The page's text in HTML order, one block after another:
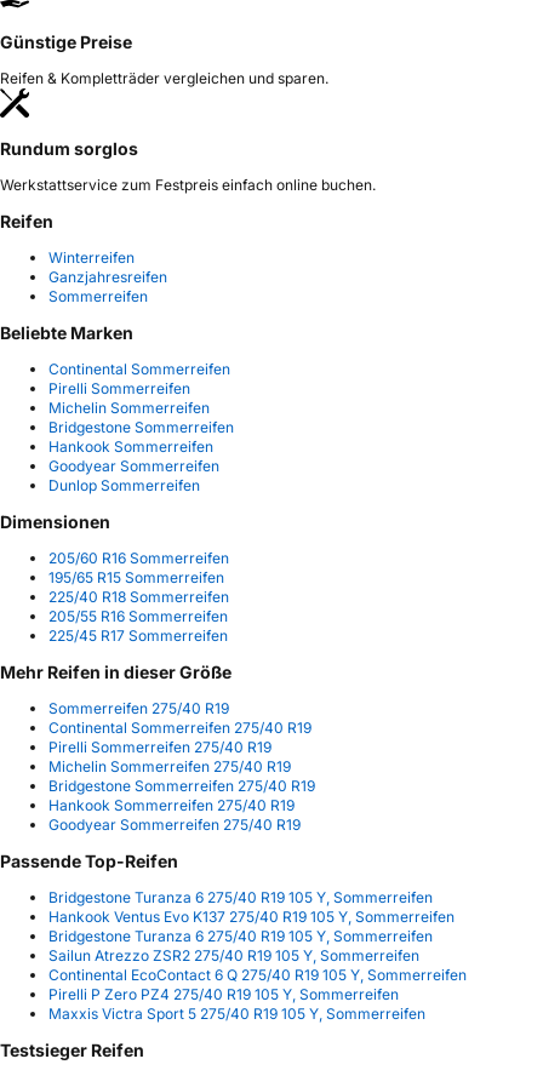
Günstige Preise
Reifen & Kompletträder vergleichen und sparen.
Rundum sorglos
Werkstattservice zum Festpreis einfach online buchen.
Reifen
Winterreifen
Ganzjahresreifen
Sommerreifen
Beliebte Marken
Continental Sommerreifen
Pirelli Sommerreifen
Michelin Sommerreifen
Bridgestone Sommerreifen
Hankook Sommerreifen
Goodyear Sommerreifen
Dunlop Sommerreifen
Dimensionen
205/60 R16 Sommerreifen
195/65 R15 Sommerreifen
225/40 R18 Sommerreifen
205/55 R16 Sommerreifen
225/45 R17 Sommerreifen
Mehr Reifen in dieser Größe
Sommerreifen 275/40 R19
Continental Sommerreifen 275/40 R19
Pirelli Sommerreifen 275/40 R19
Michelin Sommerreifen 275/40 R19
Bridgestone Sommerreifen 275/40 R19
Hankook Sommerreifen 275/40 R19
Goodyear Sommerreifen 275/40 R19
Passende Top-Reifen
Bridgestone Turanza 6 275/40 R19 105 Y, Sommerreifen
Hankook Ventus Evo K137 275/40 R19 105 Y, Sommerreifen
Bridgestone Turanza 6 275/40 R19 105 Y, Sommerreifen
Sailun Atrezzo ZSR2 275/40 R19 105 Y, Sommerreifen
Continental EcoContact 6 Q 275/40 R19 105 Y, Sommerreifen
Pirelli P Zero PZ4 275/40 R19 105 Y, Sommerreifen
Maxxis Victra Sport 5 275/40 R19 105 Y, Sommerreifen
Testsieger Reifen